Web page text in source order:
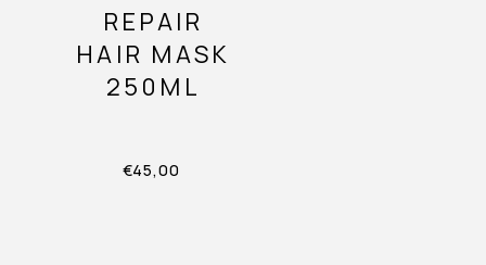
REPAIR
HAIR MASK
250ML
€45,00